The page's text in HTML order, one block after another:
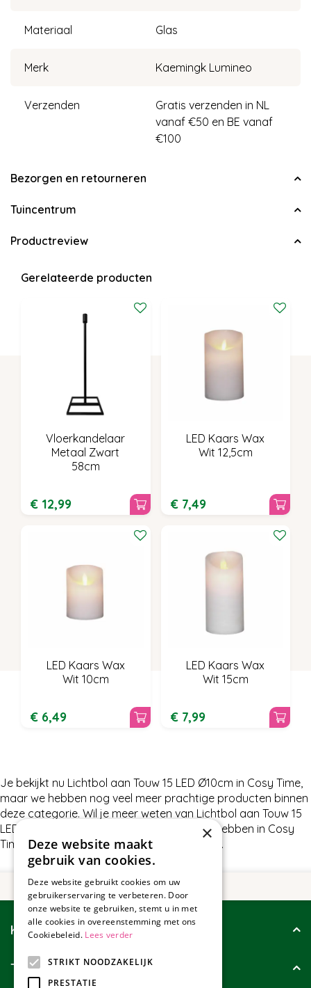
Materiaal Glas
Merk Kaemingk Lumineo
Verzenden
Gratis verzenden in NL
vanaf €50 en BE vanaf
€100
Bezorgen en retourneren
Tuincentrum
Productreview
Gerelateerde producten
Vloerkandelaar
Metaal Zwart
58cm
€ 12,99
LED Kaars Wax
Wit 12,5cm
€ 7,49
LED Kaars Wax
Wit 10cm
€ 6,49
LED Kaars Wax
Wit 15cm
€ 7,99
Je bekijkt nu Lichtbol aan Touw 15 LED Ø10cm in Cosy Time,
maar we hebben nog veel meer prachtige producten binnen
deze categorie. Wil je meer weten van Lichtbol aan Touw 15
LED Ø10cm of wat wij nog meer te bieden hebben in Cosy
Time, neem dan gerust contact met ons op.
Klantenservice
Tuincollectie
×
Deze website maakt
gebruik van cookies.
Deze website gebruikt cookies om uw
gebruikerservaring te verbeteren. Door
onze website te gebruiken, stemt u in met
alle cookies in overeenstemming met ons
Cookiebeleid. Lees verder
STRIKT NOODZAKELIJK
PRESTATIE